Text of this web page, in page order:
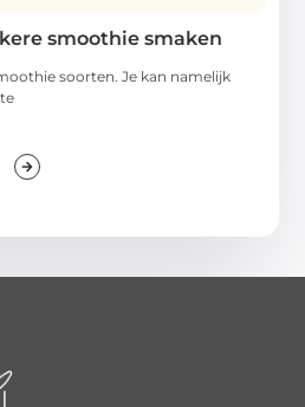
smoothie smaken
soorten. Je kan namelijk